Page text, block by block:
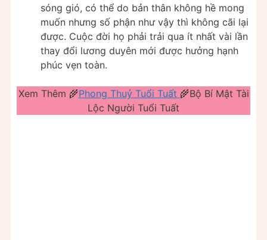
sóng gió, có thể do bản thân không hề mong
muốn nhưng số phận như vậy thì không cãi lại
được. Cuộc đời họ phải trải qua ít nhất vài lần
thay đổi lương duyên mới được hưởng hạnh
phúc vẹn toàn.
Xem Thêm 🌾Phong Thuỷ Tuổi Tuất 🌾Bộ Bí Mật Tài
Lộc Người Tuổi Tuất